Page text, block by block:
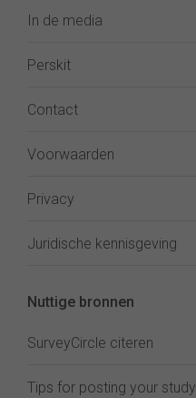
In de media
Perskit
Contact
Voorwaarden
Privacy
Juridische kennisgeving
Nuttige bronnen
SurveyCircle citeren
Tips for posting your study